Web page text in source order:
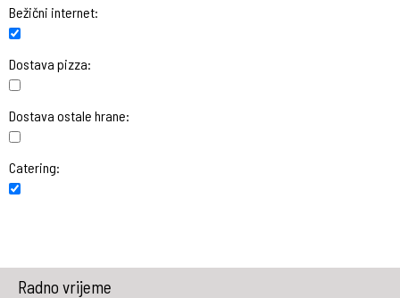
Bežični internet:
Dostava pizza:
Dostava ostale hrane:
Catering:
Radno vrijeme